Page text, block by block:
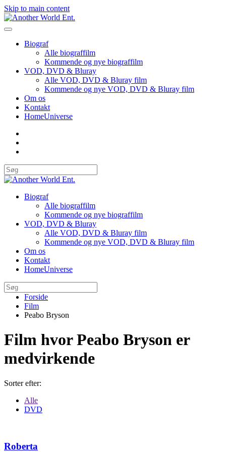
Skip to main content
Biograf
Alle biograffilm
Kommende og nye biograffilm
VOD, DVD & Bluray
Alle VOD, DVD & Bluray film
Kommende og nye VOD, DVD & Bluray film
Om os
Kontakt
HomeUniverse
Biograf
Alle biograffilm
Kommende og nye biograffilm
VOD, DVD & Bluray
Alle VOD, DVD & Bluray film
Kommende og nye VOD, DVD & Bluray film
Om os
Kontakt
HomeUniverse
Forside
Film
Peabo Bryson
Film hvor Peabo Bryson er
medvirkende
Sorter efter:
Alle
DVD
Roberta